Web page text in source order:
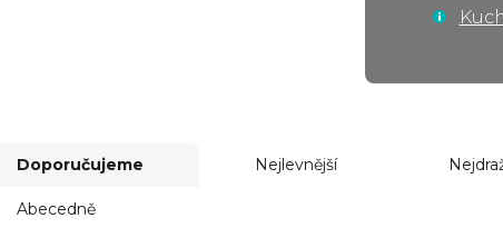
Doporučujeme Nejlevnější
Abecedně